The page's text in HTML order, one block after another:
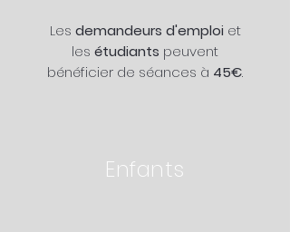
Les demandeurs d'emploi et
les étudiants peuvent
bénéficier de séances à 45€.
Enfants